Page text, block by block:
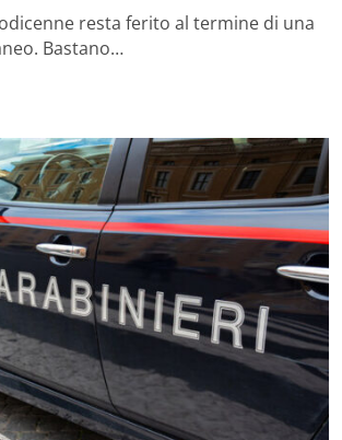
resta ferito al termine di una
Bastano…